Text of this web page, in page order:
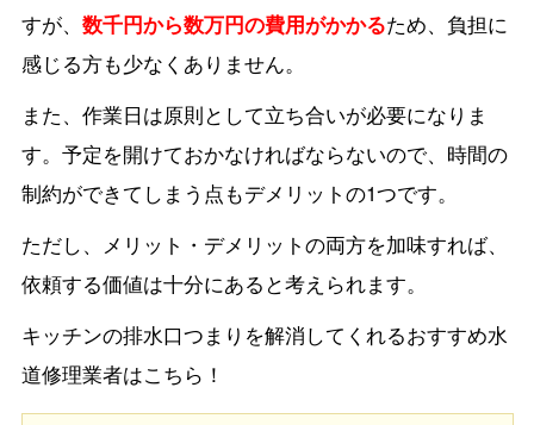
すが、 数千円から数万円の費用がかかるため、負担に
感じる方も少なくありません。
また、作業日は原則として立ち合いが必要になりま
す。予定を開けておかなければならないので、時間の
制約ができてしまう点もデメリットの1つです。
ただし、メリット・デメリットの両方を加味すれば、
依頼する価値は十分にあると考えられます。
キッチンの排水口つまりを解消してくれるおすすめ水
道修理業者はこちら！